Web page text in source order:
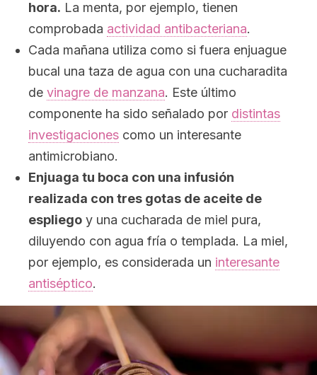
hora. La menta, por ejemplo, tienen
comprobada actividad antibacteriana.
Cada mañana utiliza como si fuera enjuague
bucal una taza de agua con una cucharadita
de vinagre de manzana. Este último
componente ha sido señalado por distintas
investigaciones como un interesante
antimicrobiano.
Enjuaga tu boca con una infusión
realizada con tres gotas de aceite de
espliego y una cucharada de miel pura,
diluyendo con agua fría o templada. La miel,
por ejemplo, es considerada un interesante
antiséptico.